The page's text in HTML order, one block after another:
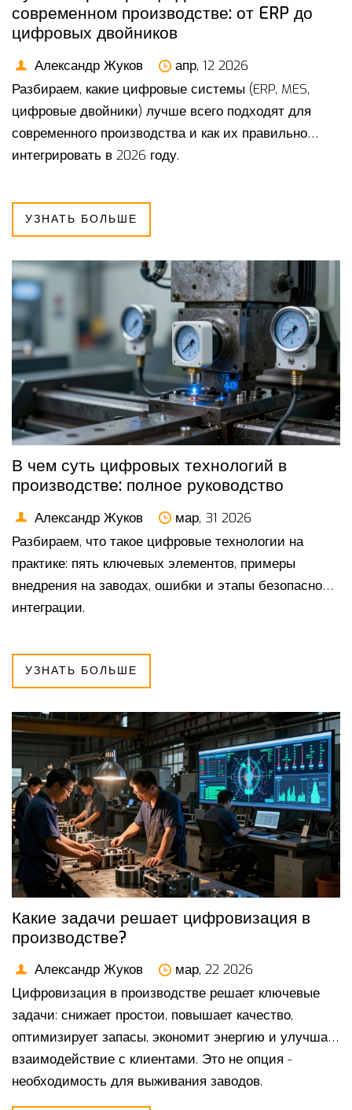
современном производстве: от ERP до
цифровых двойников
Александр Жуков
апр, 12 2026
Разбираем, какие цифровые системы (ERP, MES,
цифровые двойники) лучше всего подходят для
современного производства и как их правильно
интегрировать в 2026 году.
УЗНАТЬ БОЛЬШЕ
В чем суть цифровых технологий в
производстве: полное руководство
Александр Жуков
мар, 31 2026
Разбираем, что такое цифровые технологии на
практике: пять ключевых элементов, примеры
внедрения на заводах, ошибки и этапы безопасной
интеграции.
УЗНАТЬ БОЛЬШЕ
Какие задачи решает цифровизация в
производстве?
Александр Жуков
мар, 22 2026
Цифровизация в производстве решает ключевые
задачи: снижает простои, повышает качество,
оптимизирует запасы, экономит энергию и улучшает
взаимодействие с клиентами. Это не опция -
необходимость для выживания заводов.